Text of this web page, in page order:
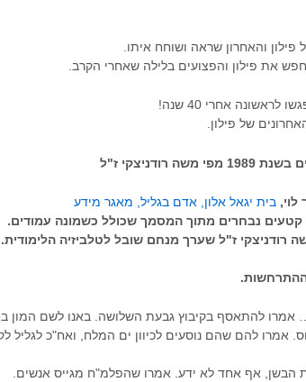
והאחרון שראה ושוחח איתו.
את פילון והפצועים בלילה שאחרי הקרב.
אחרי 40 שנה!
של פילון.
ז"ל
בית יגאל אלון, אדם בגליל, מאגר מידע
נבחרים מתוך המסמך שכולל כשמונה עמודים.
רודניצקי ז"ל שערך מנחם שובל לטלביזיה
… אמרו להתאסף בקיבוץ גבעת השלושה. באנו לשם המון
אמרו להם שהם נוסעים לכיוון ים המלח, ואח"כ לגליל
הבשן, אף אחד לא ידע. אמרו שהפלמ"ח מגייס אנשים.